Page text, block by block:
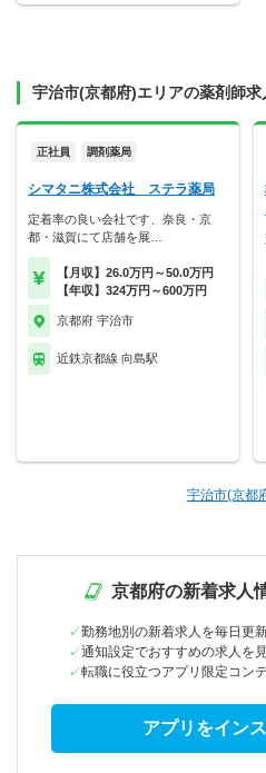
宇治市(京都府)エリアの薬剤師求
正社員 調剤薬局
シマタニ株式会社 ステラ薬局
定着率の良い会社です、奈良・京
都・滋賀にて店舗を展…
【月収】26.0万円～50.0万円
【年収】324万円～600万円
京都府 宇治市
近鉄京都線 向島駅
宇治市(京都
京都府の新着求人
勤務地別の新着求人を毎日更
通知設定でおすすめの求人を
転職に役立つアプリ限定コン
アプリをイン